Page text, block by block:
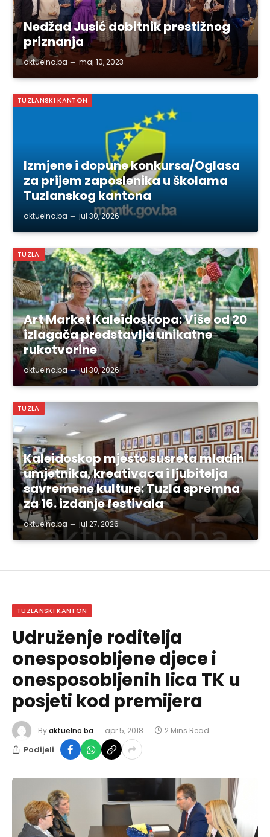
Nedžad Jusić dobitnik prestižnog
priznanja
aktuelno.ba maj 10, 2023
TUZLANSKI KANTON
Izmjene i dopune konkursa/Oglasa
za prijem zaposlenika u školama
Tuzlanskog kantona
aktuelno.ba jul 30, 2026
TUZLA
Art Market Kaleidoskopa: Više od 20
izlagača predstavlja unikatne
rukotvorine
aktuelno.ba jul 30, 2026
TUZLA
Kaleidoskop mjesto susreta mladih
umjetnika, kreativaca i ljubitelja
savremene kulture: Tuzla spremna
za 16. izdanje festivala
aktuelno.ba jul 27, 2026
TUZLANSKI KANTON
Udruženje roditelja
onesposobljene djece i
onesposobljenih lica TK u
posjeti kod premijera
Byaktuelno.ba apr 5, 2018 2 Mins Read
Podijeli